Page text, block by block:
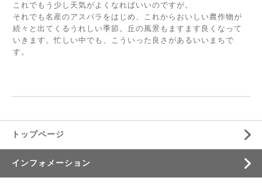
これでもう少し天気がよくなればいいのですが。
それでも名産のアスパラをはじめ、これからおいしい農作物が
続々と出てくるうれしい季節。丘の風景もますます良くなって
いきます。忙しい中でも、こういった良さがあるいいまちで
す。
トップページ
インフォメーション